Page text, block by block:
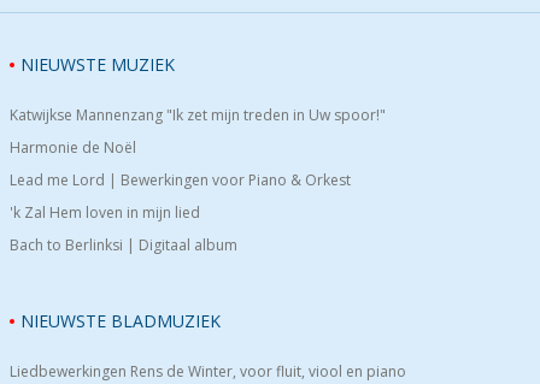
NIEUWSTE MUZIEK
Katwijkse Mannenzang "Ik zet mijn treden in Uw spoor!"
Harmonie de Noël
Lead me Lord | Bewerkingen voor Piano & Orkest
'k Zal Hem loven in mijn lied
Bach to Berlinksi | Digitaal album
NIEUWSTE BLADMUZIEK
Liedbewerkingen Rens de Winter, voor fluit, viool en piano